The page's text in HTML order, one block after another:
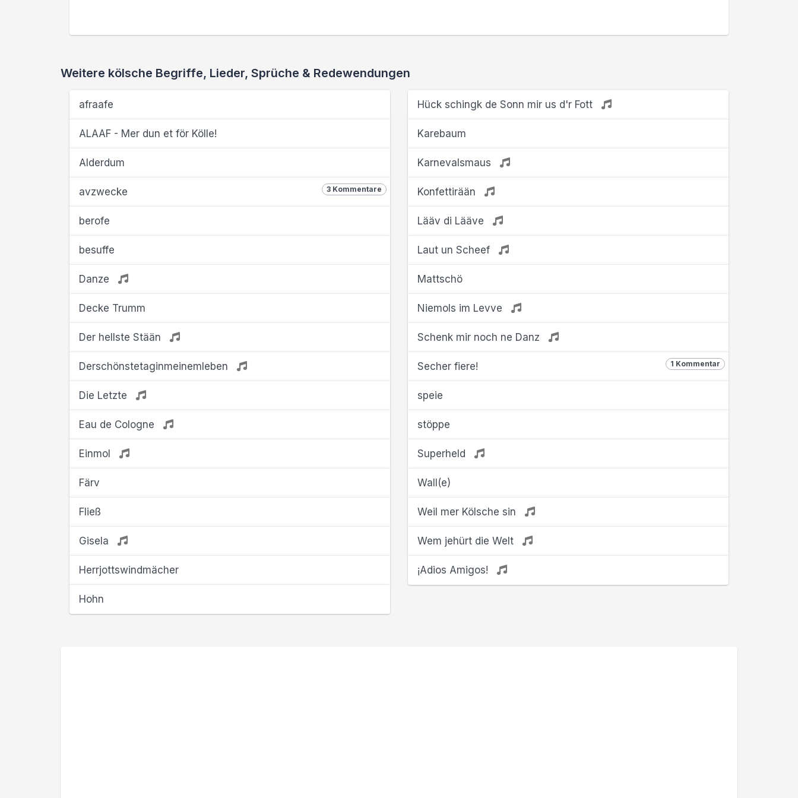
Weitere kölsche Begriffe, Lieder, Sprüche & Redewendungen
afraafe
ALAAF - Mer dun et för Kölle!
Alderdum
3 Kommentare
avzwecke
berofe
besuffe
Danze
Decke Trumm
Der hellste Stään
Derschönstetaginmeinemleben
Die Letzte
Eau de Cologne
Einmol
Färv
Fließ
Gisela
Herrjottswindmächer
Hohn
Hück schingk de Sonn mir us d'r Fott
Karebaum
Karnevalsmaus
Konfettirään
Lääv di Lääve
Laut un Scheef
Mattschö
Niemols im Levve
Schenk mir noch ne Danz
1 Kommentar
Secher fiere!
speie
stöppe
Superheld
Wall(e)
Weil mer Kölsche sin
Wem jehürt die Welt
¡Adios Amigos!